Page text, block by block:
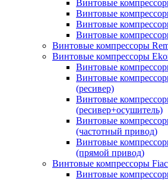
Винтовые
Винтовые
Винтовые
Винтовые
Винтовые компрессоры
Винтовые компрессоры
Винтовые
Винтовые
(ресивер)
Винтовые
(ресивер+осушитель)
Винтовые
(частотный привод)
Винтовые
(прямой привод)
Винтовые компрессоры Fiac
Винтовые